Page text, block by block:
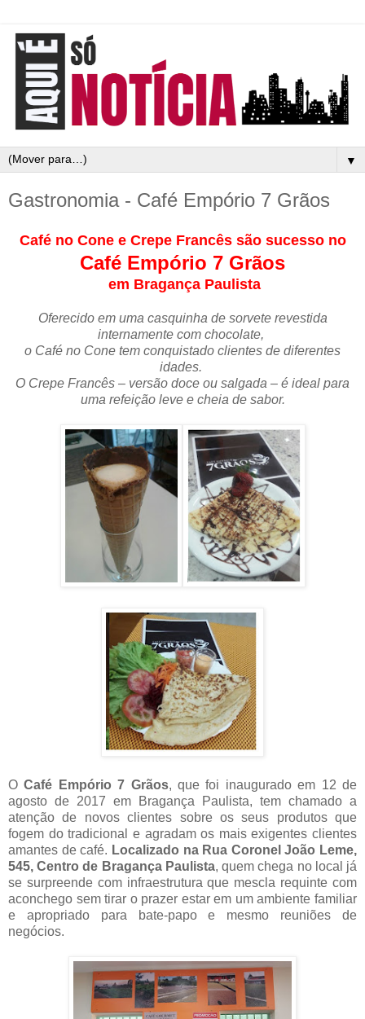
▼
Gastronomia - Café Empório 7 Grãos
Café no Cone e Crepe Francês são sucesso no
Café Empório 7 Grãos
em Bragança Paulista
Oferecido em uma casquinha de sorvete revestida
internamente com chocolate,
o Café no Cone tem conquistado clientes de diferentes
idades.
O Crepe Francês – versão doce ou salgada – é ideal para
uma refeição leve e cheia de sabor.
OCafé Empório 7 Grãos, que foi inaugurado em 12 de
agosto de 2017 em Bragança Paulista, tem chamado a
atenção de novos clientes sobre os seus produtos que
fogem do tradicional e agradam os mais exigentes clientes
amantes de café. Localizado na Rua Coronel João Leme,
545, Centro de Bragança Paulista, quem chega no local já
se surpreende com infraestrutura que mescla requinte com
aconchego sem tirar o prazer estar em um ambiente familiar
e apropriado para bate-papo e mesmo reuniões de
negócios.